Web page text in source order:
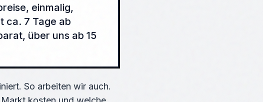
einmalig,
ca. 7 Tage ab
über uns ab 15
So arbeiten wir auch.